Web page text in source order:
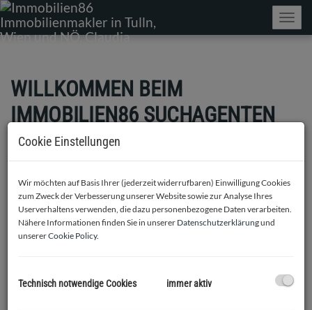
WILLKOMMEN BEIM
IMMOBILIEN86 SUCHAGENTEN
SERVICE
erhalten Sie passende Angebote sobald neue Immobilien in
unser Portfolio kommen.
Cookie Einstellungen
Wir möchten auf Basis Ihrer (jederzeit widerrufbaren) Einwilligung Cookies
zum Zweck der Verbesserung unserer Website sowie zur Analyse Ihres
Userverhaltens verwenden, die dazu personenbezogene Daten verarbeiten.
Nähere Informationen finden Sie in unserer Datenschutzerklärungund
unsererCookie Policy.
Technisch notwendige Cookies immer aktiv